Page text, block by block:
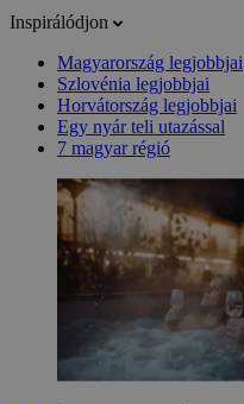
Inspirálódjon
Magyarország legjobbjai
Szlovénia legjobbjai
Horvátország legjobbjai
Egy nyár teli utazással
7 magyar régió